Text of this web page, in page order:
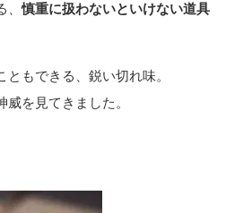
、慎重に扱わないといけない道具
もできる、鋭い切れ味。
威を見てきました。